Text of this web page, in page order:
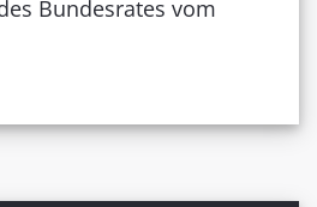
Bundesrates vom